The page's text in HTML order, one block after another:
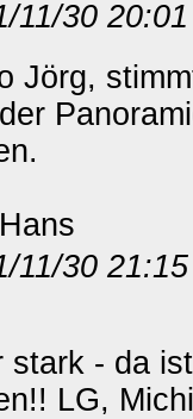
11/30 20:01
Jörg,
11/30 21:15
stark - da
LG, Michi